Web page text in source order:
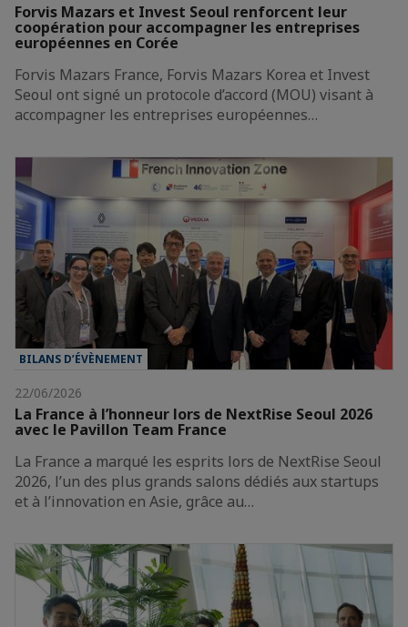
Forvis Mazars et Invest Seoul renforcent leur
coopération pour accompagner les entreprises
européennes en Corée
Forvis Mazars France, Forvis Mazars Korea et Invest
Seoul ont signé un protocole d’accord (MOU) visant à
accompagner les entreprises européennes…
BILANS D’ÉVÈNEMENT
22/06/2026
La France à l’honneur lors de NextRise Seoul 2026
avec le Pavillon Team France
La France a marqué les esprits lors de NextRise Seoul
2026, l’un des plus grands salons dédiés aux startups
et à l’innovation en Asie, grâce au…